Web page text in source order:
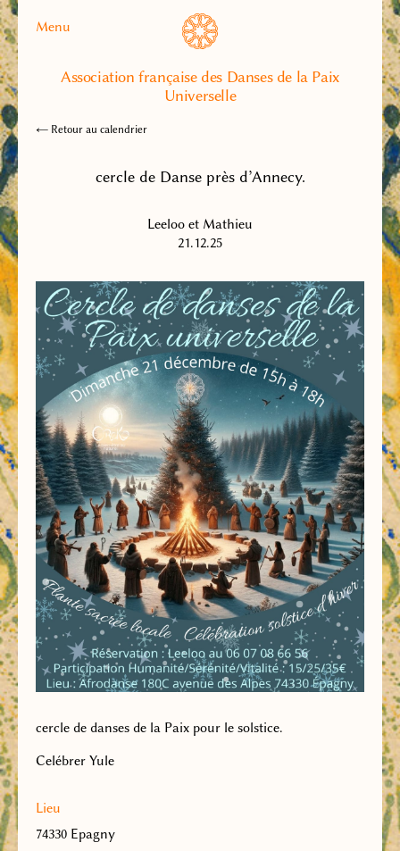
Menu
Association française des Danses de la Paix
Universelle
← Retour au calendrier
cercle de Danse près d’Annecy.
Leeloo et Mathieu
21.12.25
cercle de danses de la Paix pour le solstice.
Celébrer Yule
Lieu
74330 Epagny